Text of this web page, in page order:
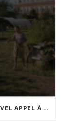
« INSPIRONS LE QUARTIER » : UN NOUVEL APPEL À PROJETS EST LANCÉ !